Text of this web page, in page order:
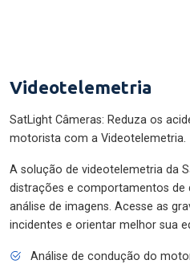
Videotelemetria
SatLight Câmeras: Reduza os
motorista com a Videotelemetria.
A solução de videotelemetria da
distrações e comportamentos de
análise de imagens. Acesse as
incidentes e orientar melhor sua
Análise de condução do